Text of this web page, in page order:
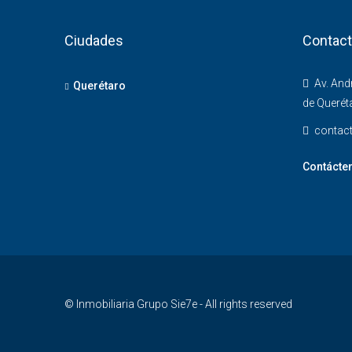
Ciudades
Querétaro
Av.
de
© Inmobiliaria Grupo Sie7e - All rights reserved